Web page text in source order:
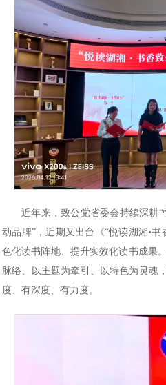
近年来，致公党省委会持续深耕
动品牌”，近期又出台《“悦读湖湘•
色化读书阵地、提升实效化读书成果
脉络、以主题为牵引、以特色为灵魂
度、有深度、有力度。